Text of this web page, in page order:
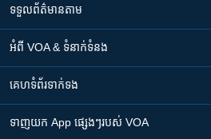
ទទួល​ព័ត៌មាន​តាម
អំពី​ VOA & ទំនាក់ទំនង
គេហទំព័រ​​ទាក់ទង
ទាញយក​ App ផ្សេងៗ​របស់​ VOA